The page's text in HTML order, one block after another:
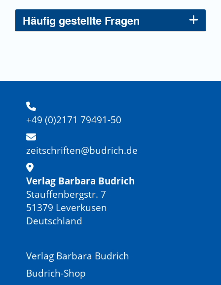
Häufig gestellte Fragen
+49 (0)2171 79491-50
zeitschriften@budrich.de
Verlag Barbara Budrich
Stauffenbergstr. 7
51379 Leverkusen
Deutschland
Verlag Barbara Budrich
Budrich-Shop